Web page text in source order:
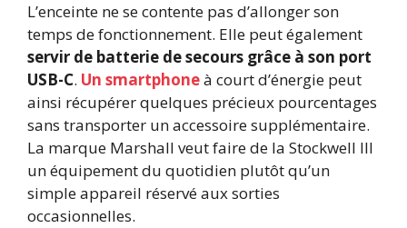
L’enceinte ne se contente pas d’allonger son
temps de fonctionnement. Elle peut également
servir de batterie de secours grâce à son port
USB-C. Un smartphoneà court d’énergie peut
ainsi récupérer quelques précieux pourcentages
sans transporter un accessoire supplémentaire.
La marque Marshall veut faire de la Stockwell III
un équipement du quotidien plutôt qu’un
simple appareil réservé aux sorties
occasionnelles.